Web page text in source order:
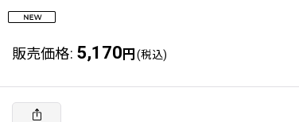
販売価格: 5,170 円 (税込)